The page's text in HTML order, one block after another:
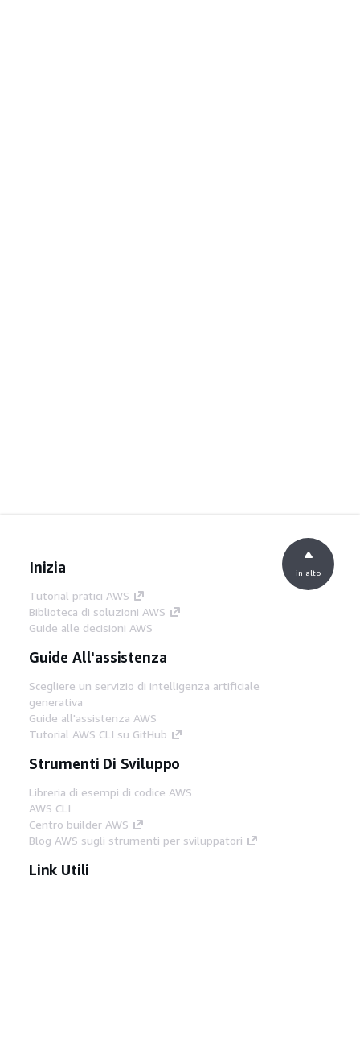
Inizia
Tutorial pratici AWS
Biblioteca di soluzioni AWS
Guide alle decisioni AWS
Guide All'assistenza
Scegliere un servizio di intelligenza artificiale
generativa
Guide all'assistenza AWS
Tutorial AWS CLI su GitHub
Strumenti Di Sviluppo
Libreria di esempi di codice AWS
AWS CLI
Centro builder AWS
Blog AWS sugli strumenti per sviluppatori
Link Utili
in alto